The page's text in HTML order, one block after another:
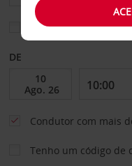
Escolher uma
DE
Condutor com mais
Tenho um código de